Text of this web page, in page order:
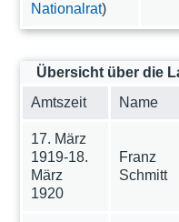
Nationalrat)
Übersicht über die
Amtszeit
Name
17. März
1919-18.
März
1920
Franz
Schmitt